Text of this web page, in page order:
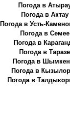
Погода в
Погода в Актау
Погода в Усть-
Погода в Семее
Погода в
Погода в Таразе
Погода в
Погода в
Погода в